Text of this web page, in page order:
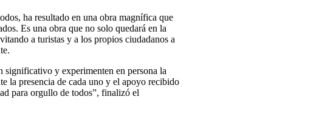
ha resultado en una obra magnífica que
Es una obra que no solo quedará en la
a turistas y a los propios ciudadanos a
significativo y experimenten en persona la
la presencia de cada uno y el apoyo recibido
para orgullo de todos”, finalizó el